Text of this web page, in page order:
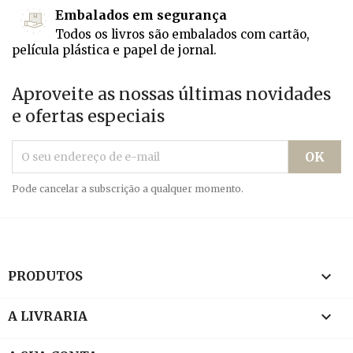
Embalados em segurança
Todos os livros são embalados com cartão,
película plástica e papel de jornal.
Aproveite as nossas últimas novidades
e ofertas especiais
Pode cancelar a subscrição a qualquer momento.
PRODUTOS 
A LIVRARIA 